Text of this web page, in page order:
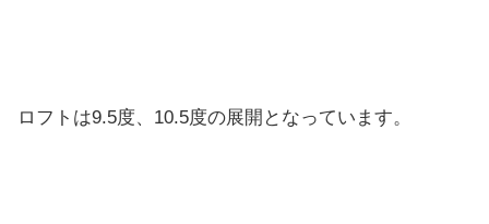
ロフトは9.5度、10.5度の展開となっています。